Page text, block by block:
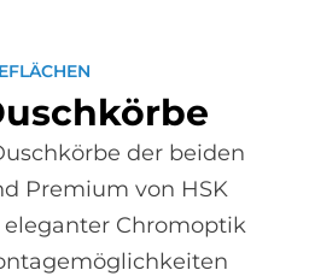
der beiden
Premium von HSK
Chromoptik